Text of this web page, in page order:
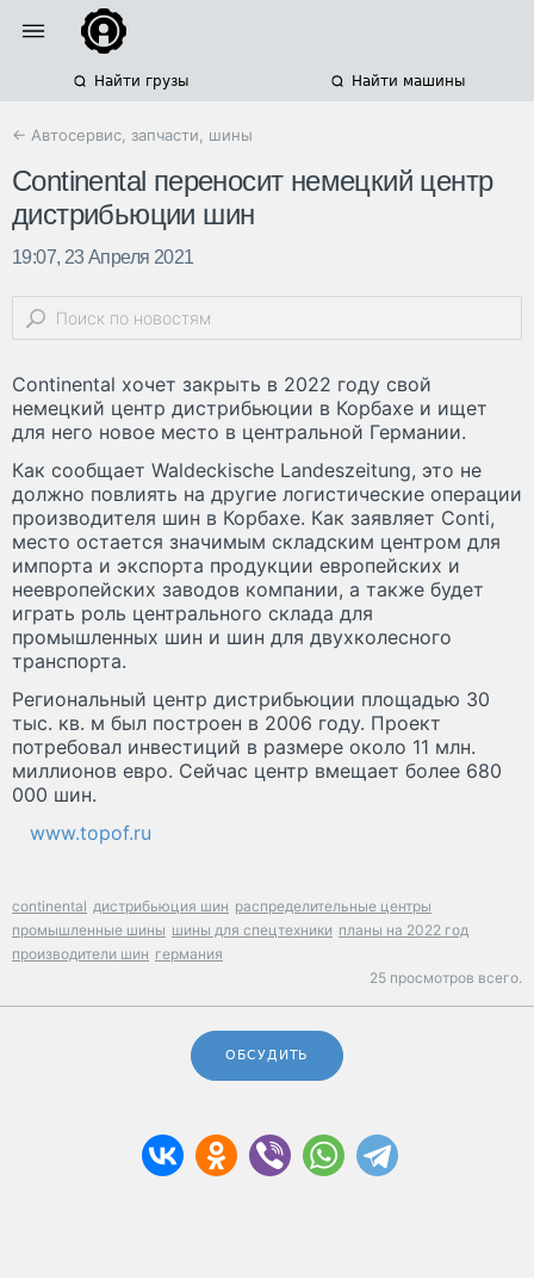
Найти грузы Найти машины
← Автосервис, запчасти, шины
Continental переносит немецкий центр
дистрибьюции шин
19:07, 23 Апреля 2021
Continental хочет закрыть в 2022 году свой
немецкий центр дистрибьюции в Корбахе и ищет
для него новое место в центральной Германии.
Как сообщает Waldeckische Landeszeitung, это не
должно повлиять на другие логистические операции
производителя шин в Корбахе. Как заявляет Conti,
место остается значимым складским центром для
импорта и экспорта продукции европейских и
неевропейских заводов компании, а также будет
играть роль центрального склада для
промышленных шин и шин для двухколесного
транспорта.
Региональный центр дистрибьюции площадью 30
тыс. кв. м был построен в 2006 году. Проект
потребовал инвестиций в размере около 11 млн.
миллионов евро. Сейчас центр вмещает более 680
000 шин.
www.topof.ru
continental дистрибьюция шин распределительные центры
промышленные шины шины для спецтехники планы на 2022 год
производители шин германия
25 просмотров всего.
ОБСУДИТЬ